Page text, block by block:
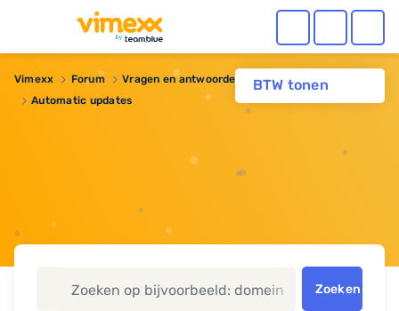
BTW tonen
Vimexx Forum Vragen en antwoorden
Webhosting
Automatic updates
Zoeken